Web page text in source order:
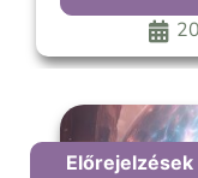
szeretet és
harmonikus
Előrejelzések